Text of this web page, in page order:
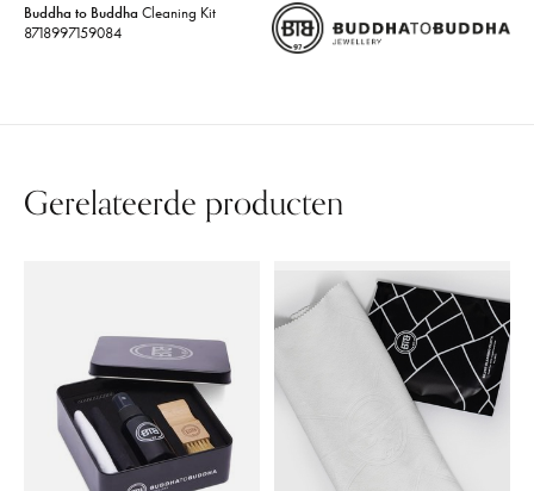
Buddha to Buddha Cleaning Kit
8718997159084
Gerelateerde producten